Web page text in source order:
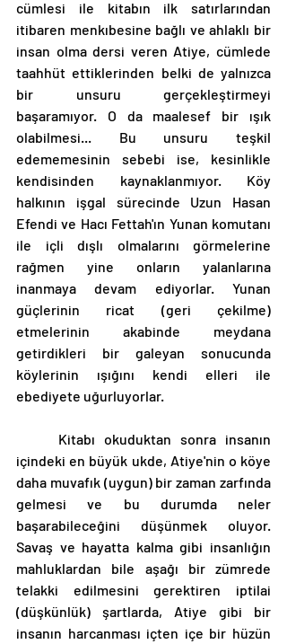
cümlesi ile kitabın ilk satırlarından
itibaren menkıbesine bağlı ve ahlaklı bir
insan olma dersi veren Atiye, cümlede
taahhüt ettiklerinden belki de yalnızca
bir unsuru gerçekleştirmeyi
başaramıyor. O da maalesef bir ışık
olabilmesi... Bu unsuru teşkil
edememesinin sebebi ise, kesinlikle
kendisinden kaynaklanmıyor. Köy
halkının işgal sürecinde Uzun Hasan
Efendi ve Hacı Fettah'ın Yunan komutanı
ile içli dışlı olmalarını görmelerine
rağmen yine onların yalanlarına
inanmaya devam ediyorlar. Yunan
güçlerinin ricat (geri çekilme)
etmelerinin akabinde meydana
getirdikleri bir galeyan sonucunda
köylerinin ışığını kendi elleri ile
ebediyete uğurluyorlar.
içindeki en büyük ukde, Atiye'nin o köye
daha muvafık (uygun) bir zaman zarfında
gelmesi ve bu durumda neler
başarabileceğini düşünmek oluyor.
Savaş ve hayatta kalma gibi insanlığın
mahluklardan bile aşağı bir zümrede
telakki edilmesini gerektiren iptilai
(düşkünlük) şartlarda, Atiye gibi bir
insanın harcanması içten içe bir hüzün